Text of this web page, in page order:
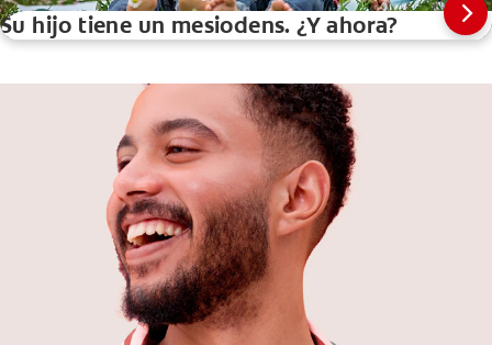
Su hijo tiene un mesiodens. ¿Y ahora?